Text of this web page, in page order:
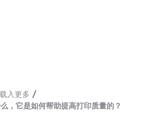
载入更多
，它是如何帮助提高打印质量的？